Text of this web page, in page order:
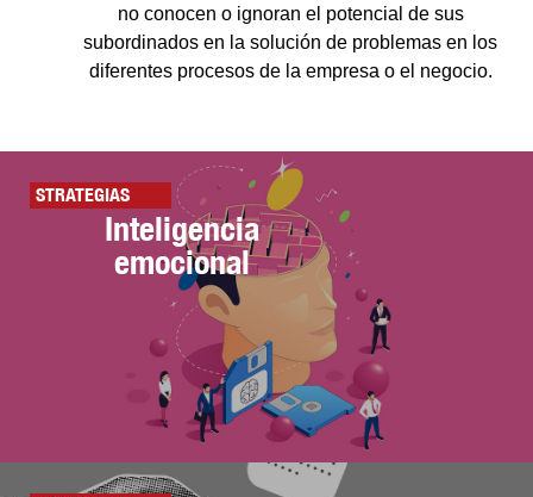
no conocen o ignoran el potencial de sus
subordinados en la solución de problemas en los
diferentes procesos de la empresa o el negocio.
STRATEGIAS
Inteligencia
emocional